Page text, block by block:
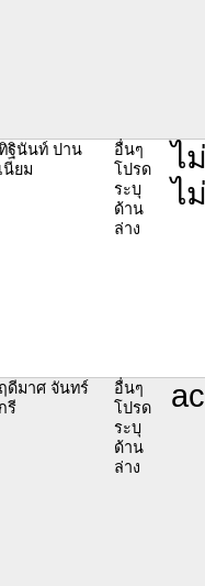
ฐินันท์ ปาน
เนียม
อื่นๆ
โปรด
ระบุ
ด้าน
ล่าง
ไ
ไ
ฤดีมาศ จันทร์
กรี
อื่นๆ
โปรด
ระบุ
ด้าน
ล่าง